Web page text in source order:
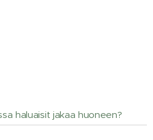
haluaisit jakaa huoneen?